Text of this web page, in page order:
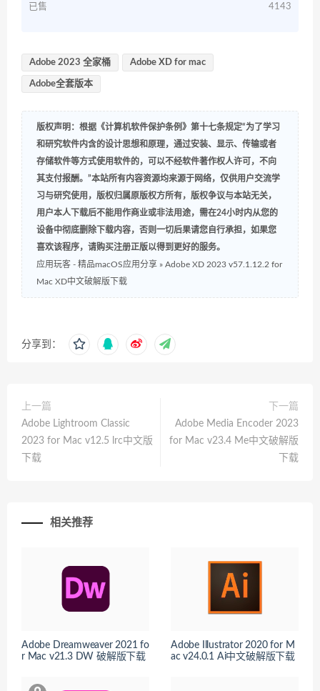
已售 4143
Adobe 2023 全家桶 Adobe XD for mac
Adobe全套版本
版权声明：根据《计算机软件保护条例》第十七条规定“为了学习
和研究软件内含的设计思想和原理，通过安装、显示、传输或者
存储软件等方式使用软件的，可以不经软件著作权人许可，不向
其支付报酬。”本站所有内容资源均来源于网络，仅供用户交流学
习与研究使用，版权归属原版权方所有，版权争议与本站无关，
用户本人下载后不能用作商业或非法用途，需在24小时内从您的
设备中彻底删除下载内容，否则一切后果请您自行承担，如果您
喜欢该程序，请购买注册正版以得到更好的服务。
应用玩客 - 精品macOS应用分享 » Adobe XD 2023 v57.1.12.2 for
Mac XD中文破解版下载
分享到：
上一篇
Adobe Lightroom Classic
2023 for Mac v12.5 lrc中文版
下载
下一篇
Adobe Media Encoder 2023
for Mac v23.4 Me中文破解版
下载
相关推荐
Adobe Dreamweaver 2021 fo
r Mac v21.3 DW 破解版下载
Adobe Illustrator 2020 for M
ac v24.0.1 Ai中文破解版下载